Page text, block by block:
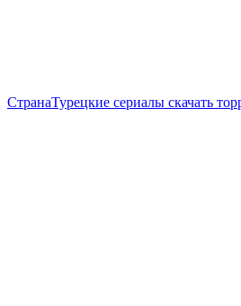
СтранаТурецкие сериалы скачать